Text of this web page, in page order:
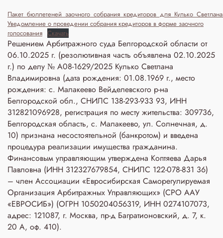
Уведомление о проведении собрания кредиторов в форме заочного
голосования Скачать
Решением Арбитражного суда Белгородской области от
06.10.2025 г. (резолютивная часть объявлена 02.10.2025
г.) по делу № А08-1629/2025 Кулько Светлана
Владимировна (дата рождения: 01.08.1969 г., место
рождения: с. Малакеево Вейделевского р-на
Белгородской обл., СНИЛС 138-293-933 93, ИНН
312821096928, регистрация по месту жительства: 309736,
Белгородская область, с. Малакеево, ул. Солнечная, д.
10) признана несостоятельной (банкротом) и введена
процедура реализации имущества гражданина.
Финансовым управляющим утверждена Коптяева Дарья
Павловна (ИНН 312327679854, СНИЛС 122-078-831 36)
– член Ассоциации «Евросибирская Саморегулируемая
Организация Арбитражных Управляющих» (СРО ААУ
«ЕВРОСИБ») (ОГРН 1050204056319, ИНН 0274107073,
адрес: 121087, г. Москва, пр-д Багратионовский, д. 7, к.
20 А, оф. 410).